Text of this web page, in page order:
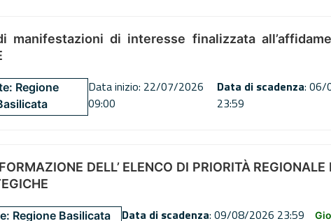
manifestazioni di interesse finalizzata
Regione
Data inizio: 22/07/2026
09:00
Data di scadenza: 06/
23:59
DELL’ ELENCO DI PRIORITÀ
Regione Basilicata Data di scadenza: 09/08/2026 23:59